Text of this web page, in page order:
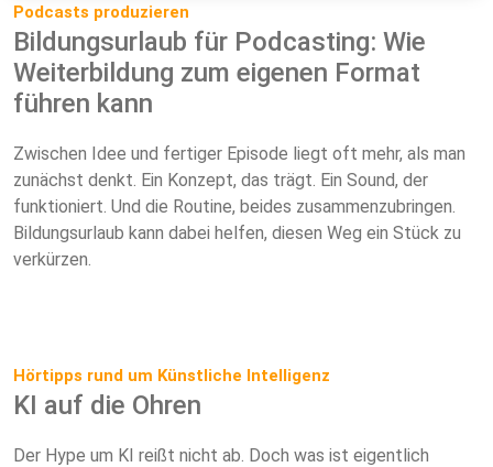
Podcasts produzieren
Bildungsurlaub für Podcasting: Wie
Weiterbildung zum eigenen Format
führen kann
Zwischen Idee und fertiger Episode liegt oft mehr, als man
zunächst denkt. Ein Konzept, das trägt. Ein Sound, der
funktioniert. Und die Routine, beides zusammenzubringen.
Bildungsurlaub kann dabei helfen, diesen Weg ein Stück zu
verkürzen.
Hörtipps rund um Künstliche Intelligenz
KI auf die Ohren
Der Hype um KI reißt nicht ab. Doch was ist eigentlich